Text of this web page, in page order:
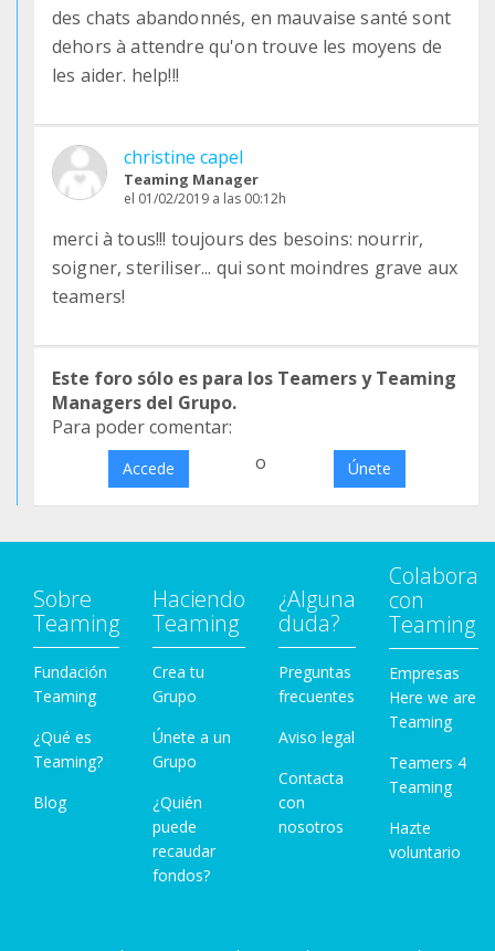
des chats abandonnés, en mauvaise santé sont
dehors à attendre qu'on trouve les moyens de
les aider. help!!!
christine capel
Teaming Manager
el 01/02/2019 a las 00:12h
merci à tous!!! toujours des besoins: nourrir,
soigner, steriliser... qui sont moindres grave aux
teamers!
Este foro sólo es para los Teamers y Teaming
Managers del Grupo.
Para poder comentar:
Accede o Únete
Sobre
Teaming
Fundación
Teaming
¿Qué es
Teaming?
Blog
Haciendo
Teaming
Crea tu
Grupo
Únete a un
Grupo
¿Quién
puede
recaudar
fondos?
¿Alguna
duda?
Preguntas
frecuentes
Aviso legal
Contacta
con
nosotros
Colabora
con
Teaming
Empresas
Here we are
Teaming
Teamers 4
Teaming
Hazte
voluntario